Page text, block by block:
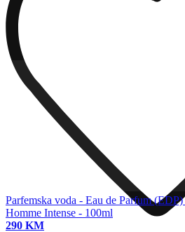
Parfemska voda - Eau de Parfum (EDP)
Homme Intense - 100ml
290 KM